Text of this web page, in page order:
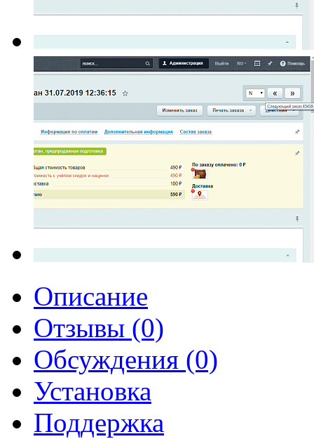
Описание
Отзывы (0)
Обсуждения (0)
Установка
Поддержка